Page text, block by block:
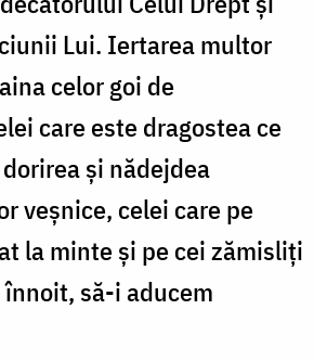
Lui. Iertarea multor
celor goi de
care este dragostea ce
și nădejdea
veșnice, celei care pe
la minte și pe cei zămisliți
să-i aducem